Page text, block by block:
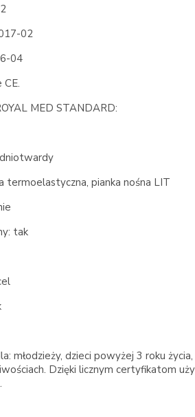
02
04
MED STANDARD:
termoelastyczna, pianka nośna LIT
tak
młodzieży, dzieci powyżej 3 roku
Dzięki licznym certyfikatom